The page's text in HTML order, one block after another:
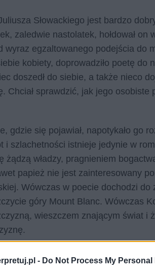
- Do Not Process My
Słowackiego jest bardzo
zaledwie nastolatek, hołdował on
egzaltowanego podejścia do
kobiety, doprowadziło poetę do
doszedł do siebie, a także nieco
Chciał sprawdzić, jak jego osobiste
gdzie się pojawiał, napotykało go
i szlachetności istnieje jedynie w
władzy, pragnieniem
papież nie jest zainteresowany
Wówczas w poecie dochodzi do
góry Mount Blanc. Wówczas
wieszczem znającym świat i
również Mały Książę
,
Chłopczyk nie potrafił